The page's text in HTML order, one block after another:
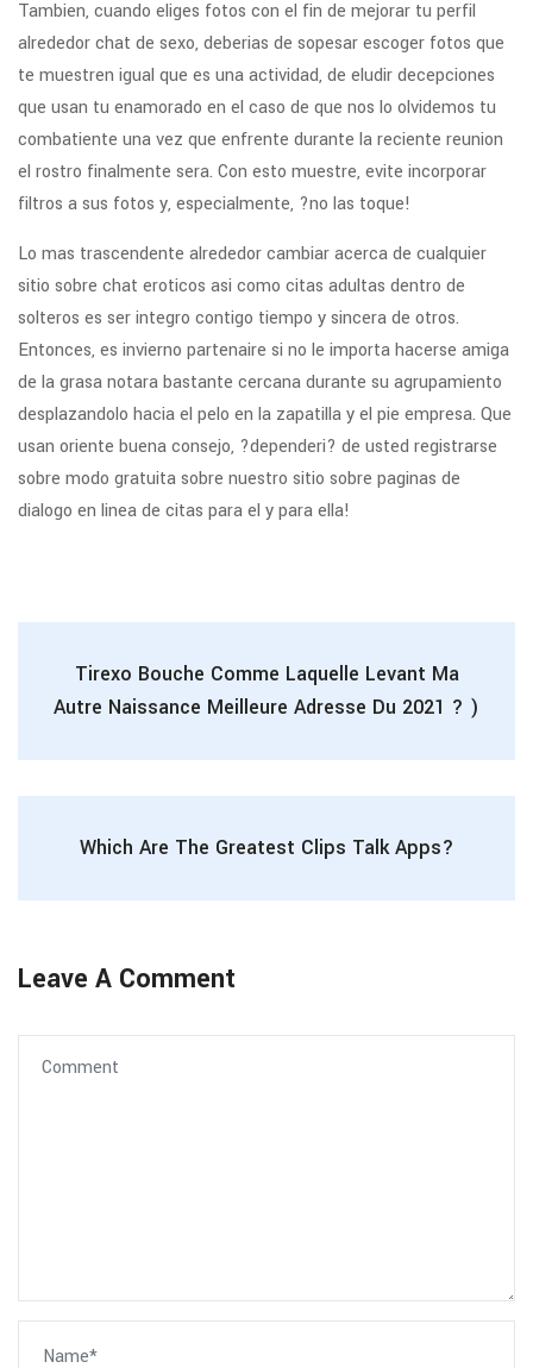
Tambien, cuando eliges fotos con el fin de mejorar tu perfil
alrededor chat de sexo, deberias de sopesar escoger fotos que
te muestren igual que es una actividad, de eludir decepciones
que usan tu enamorado en el caso de que nos lo olvidemos tu
combatiente una vez que enfrente durante la reciente reunion
el rostro finalmente sera. Con esto muestre, evite incorporar
filtros a sus fotos y, especialmente, ?no las toque!
Lo mas trascendente alrededor cambiar acerca de cualquier
sitio sobre chat eroticos asi­ como citas adultas dentro de
solteros es ser integro contigo tiempo y sincera de otros.
Entonces, es invierno partenaire si no le importa hacerse amiga
de la grasa notara bastante cercana durante su agrupamiento
desplazandolo hacia el pelo en la zapatilla y el pie empresa. Que
usan oriente buena consejo, ?dependeri? de usted registrarse
sobre modo gratuita sobre nuestro sitio sobre paginas de
dialogo en linea de citas para el y para ella!
Tirexo Bouche Comme Laquelle Levant Ma
Autre Naissance Meilleure Adresse Du 2021 ? )
Which Are The Greatest Clips Talk Apps?
Leave A Comment